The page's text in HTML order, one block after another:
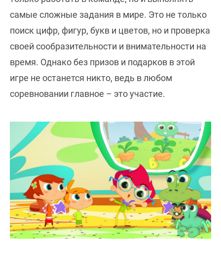
самые сложные задания в мире. Это не только
поиск цифр, фигур, букв и цветов, но и проверка
своей сообразительности и внимательности на
время. Однако без призов и подарков в этой
игре не останется никто, ведь в любом
соревновании главное – это участие.